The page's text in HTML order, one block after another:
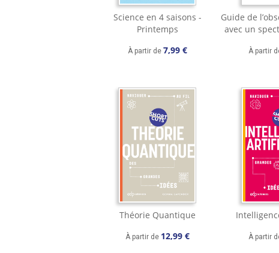
Science en 4 saisons -
Printemps
À partir de 7,99 €
Guide de
avec un
À partir
Théorie Quantique
À partir de 12,99 € À partir